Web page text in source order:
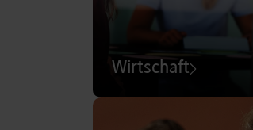
Wirtschaft